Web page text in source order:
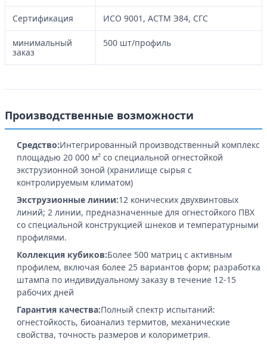
Сертификация ИСО 9001, АСТМ Э84, ​​СГС
минимальный
заказ
500 шт/профиль
Производственные возможности
Средство:Интегрированный производственный комплекс
площадью 20 000 м² со специальной огнестойкой
экструзионной зоной (хранилище сырья с
контролируемым климатом)
Экструзионные линии:12 конических двухвинтовых
линий; 2 линии, предназначенные для огнестойкого ПВХ
со специальной конструкцией шнеков и температурными
профилями.
Коллекция кубиков:Более 500 матриц с активным
профилем, включая более 25 вариантов форм; разработка
штампа по индивидуальному заказу в течение 12-15
рабочих дней
Гарантия качества:Полный спектр испытаний:
огнестойкость, биоанализ термитов, механические
свойства, точность размеров и колориметрия.